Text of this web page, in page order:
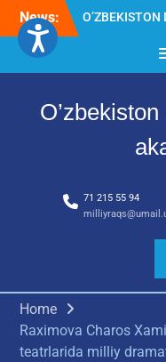
Skip
content
News:
O’ZBEKISTON
о‘tkazilgan
Diqqat e’lon!
imtihon
71 215 55 94
Home
Raximova Charos
teatrlarida milliy